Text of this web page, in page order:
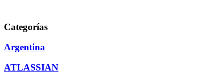
Categorías
Argentina
ATLASSIAN